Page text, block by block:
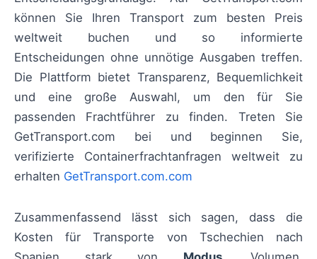
können Sie Ihren Transport zum besten Preis
weltweit buchen und so informierte
Entscheidungen ohne unnötige Ausgaben treffen.
Die Plattform bietet Transparenz, Bequemlichkeit
und eine große Auswahl, um den für Sie
passenden Frachtführer zu finden. Treten Sie
GetTransport.com bei und beginnen Sie,
verifizierte Containerfrachtanfragen weltweit zu
erhalten GetTransport.com.com
Zusammenfassend lässt sich sagen, dass die
Kosten für Transporte von Tschechien nach